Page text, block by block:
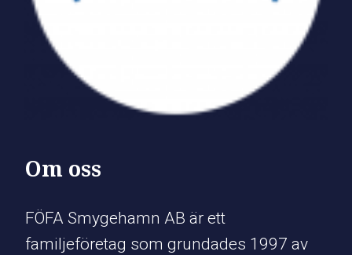
Om oss
FÖFA Smygehamn AB är ett
familjeföretag som grundades 1997 av